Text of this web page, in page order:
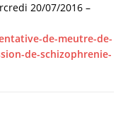
20/07/2016 –
de-meutre-de-
de-schizophrenie-